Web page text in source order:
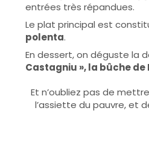
entrées très répandues.
Le plat principal est
polenta.
En dessert, on déguste la
Castagniu », la bûche
Et n’oubliez pas de
l’assiette du pauvre, et